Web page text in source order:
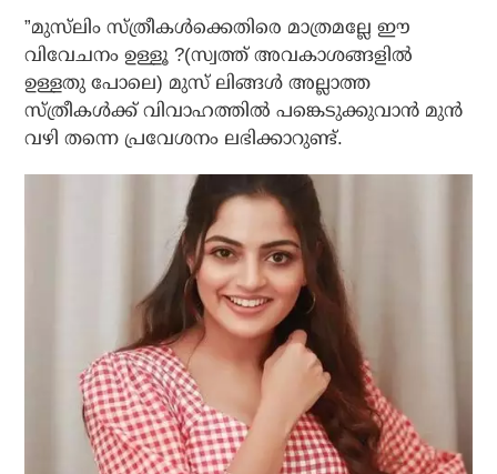
”മുസ്‌ലിം സ്ത്രീകള്‍ക്കെതിരെ മാത്രമല്ലേ ഈ
വിവേചനം ഉള്ളൂ ?(സ്വത്ത് അവകാശങ്ങളില്‍
ഉള്ളതു പോലെ) മുസ് ലിങ്ങള്‍ അല്ലാത്ത
സ്ത്രീകള്‍ക്ക് വിവാഹത്തില്‍ പങ്കെടുക്കുവാന്‍ മുന്‍
വഴി തന്നെ പ്രവേശനം ലഭിക്കാറുണ്ട്.